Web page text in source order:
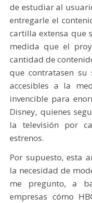
de estudiar al
entregarle el
cartilla extensa que
medida que el
cantidad de
que contratasen su
accesibles a la
invencible para
Disney, quienes
la televisión por
estrenos.
Por supuesto, esta
la necesidad de
me pregunto, a
empresas cómo